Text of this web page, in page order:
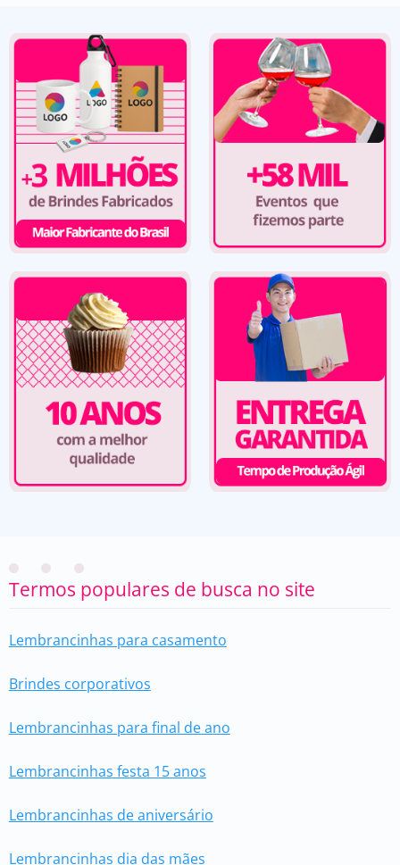
Termos populares de busca no site
Lembrancinhas para casamento
Brindes corporativos
Lembrancinhas para final de ano
Lembrancinhas festa 15 anos
Lembrancinhas de aniversário
Lembrancinhas dia das mães